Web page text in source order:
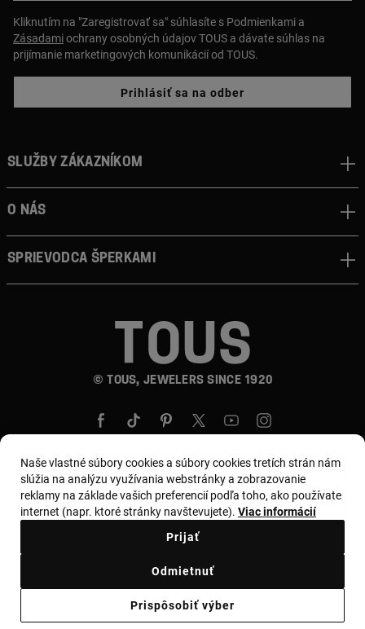
Kliknutím na "Zaregistrovať sa" súhlasíte s Podmienkami a
Zásadamiochrany osobných údajov TOUS a dávate súhlas na
prijímanie marketingových komunikácií od TOUS.
Prihlásiť sa na odber
© TOUS, JEWELERS SINCE 1920
Služby zákazníkom
O nás
Sprievodca šperkami
Krajina a mena:Slovakia / Euro
Zásady používania súborov cookie Zákonné varovanie
Naše vlastné súbory cookies a súbory cookies tretích strán nám
slúžia na analýzu využívania webstránky a zobrazovanie
reklamy na základe vašich preferencií podľa toho, ako používate
internet (napr. ktoré stránky navštevujete). Viac informácií
Prispôsobiť výber
Odmietnuť
Prijať